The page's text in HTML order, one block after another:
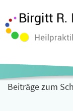
Beiträge zum